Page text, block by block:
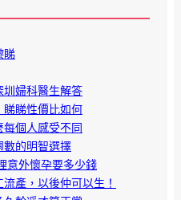
睇
圳婦科醫生解答
睇睇性價比如何
個人感受不同
數的明智選擇
意外懷孕要多少錢
產，以後仲可以生！